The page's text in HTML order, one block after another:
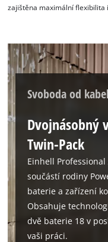
to
zajištěna maximální flexibilita
Svoboda od
Dvojnásobný
Twin-Pack
Einhell
součástí rodiny
baterie a zařízení
Obsahuje
dvě baterie 18 v
vaši práci.